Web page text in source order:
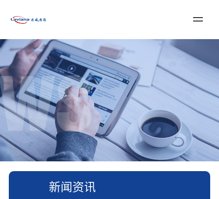
登录 注册 English
首页
关于乐威
服务与解决方案
新闻资讯
加入我们
联系我们
新闻资讯